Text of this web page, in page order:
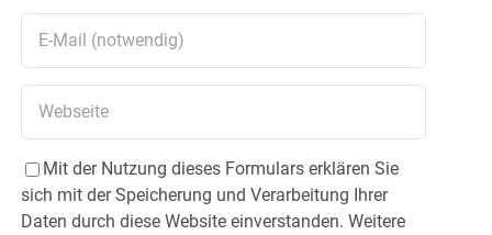
Mit der Nutzung dieses Formulars erklären Sie
sich mit der Speicherung und Verarbeitung Ihrer
Daten durch diese Website einverstanden. Weitere